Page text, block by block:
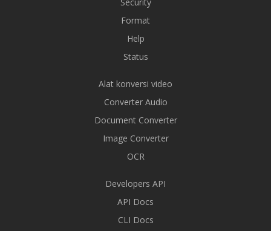
Format
Help
Status
Alat konversi video
Converter Audio
Document Converter
Image Converter
OCR
Developers API
API Docs
CLI Docs